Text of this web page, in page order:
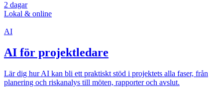
2 dagar
Lokal & online
AI
AI för projektledare
Lär dig hur AI kan bli ett praktiskt stöd i projektets alla faser, från
planering och riskanalys till möten, rapporter och avslut.